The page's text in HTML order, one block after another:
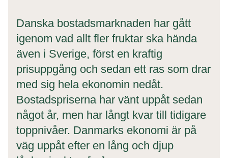
Danska bostadsmarknaden har gått
igenom vad allt fler fruktar ska hända
även i Sverige, först en kraftig
prisuppgång och sedan ett ras som drar
med sig hela ekonomin nedåt.
Bostadspriserna har vänt uppåt sedan
något år, men har långt kvar till tidigare
toppnivåer. Danmarks ekonomi är på
väg uppåt efter en lång och djup